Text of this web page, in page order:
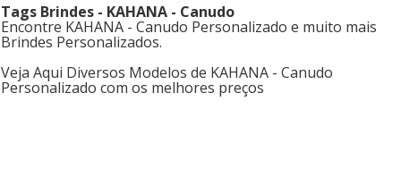
Tags Brindes - KAHANA - Canudo
Encontre KAHANA - Canudo Personalizado e muito mais
Brindes Personalizados.
Veja Aqui Diversos Modelos de KAHANA - Canudo
Personalizado com os melhores preços